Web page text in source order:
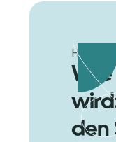
Hiring
Wie
den